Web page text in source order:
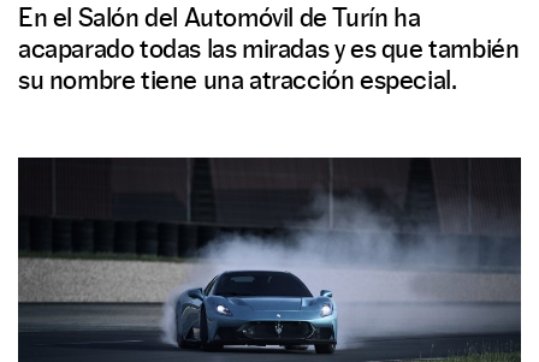
En el Salón del Automóvil de Turín ha
acaparado todas las miradas y es que también
su nombre tiene una atracción especial.